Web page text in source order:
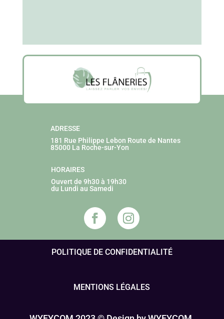
ADRESSE
181 Rue Philippe Lebon Route de Nantes
85000 La Roche-sur-Yon
HORAIRES
Ouvert de 9h30 à 19h30
du Lundi au Samedi
POLITIQUE DE CONFIDENTIALITÉ
MENTIONS LÉGALES